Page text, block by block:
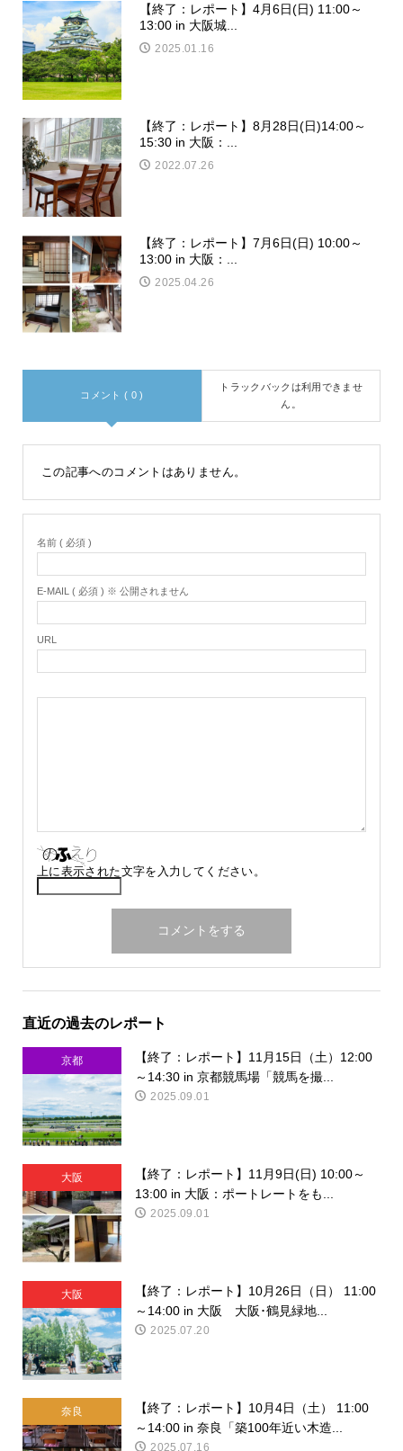
【終了：レポート】4月6日(日) 11:00～
13:00 in 大阪城...
2025.01.16
【終了：レポート】8月28日(日)14:00～
15:30 in 大阪：...
2022.07.26
【終了：レポート】7月6日(日) 10:00～
13:00 in 大阪：...
2025.04.26
コメント ( 0 )
トラックバックは利用できませ
ん。
この記事へのコメントはありません。
名前 ( 必須 )
E-MAIL ( 必須 ) ※ 公開されません
URL
上に表示された文字を入力してください。
直近の過去のレポート
京都
【終了：レポート】11月15日（土）12:00
～14:30 in 京都競馬場「競馬を撮...
2025.09.01
大阪
【終了：レポート】11月9日(日) 10:00～
13:00 in 大阪：ポートレートをも...
2025.09.01
大阪
【終了：レポート】10月26日（日） 11:00
～14:00 in 大阪 大阪･鶴見緑地...
2025.07.20
奈良
【終了：レポート】10月4日（土） 11:00
～14:00 in 奈良「築100年近い木造...
2025.07.16